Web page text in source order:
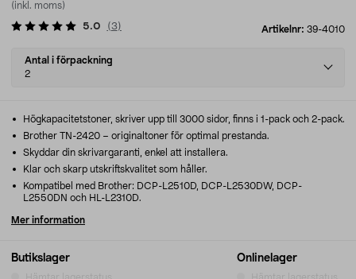
(inkl. moms)
Artikelnr: 39-4010
5.0 (3)
Select
variant
Antal i förpackning
2
Butikslager Onlinelager
Högkapacitetstoner, skriver upp till 3000 sidor, finns i 1-pack och 2-pack.
Brother TN-2420 – originaltoner för optimal prestanda.
Skyddar din skrivargaranti, enkel att installera.
Klar och skarp utskriftskvalitet som håller.
Kompatibel med Brother: DCP-L2510D, DCP-L2530DW, DCP-
L2550DN och HL-L2310D.
Mer information